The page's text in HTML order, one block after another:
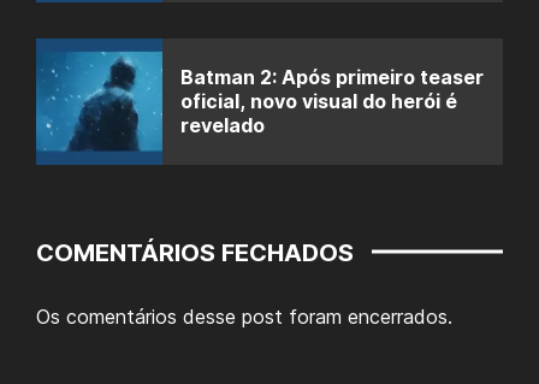
Batman 2: Após primeiro teaser
oficial, novo visual do herói é
revelado
COMENTÁRIOS FECHADOS
Os comentários desse post foram encerrados.